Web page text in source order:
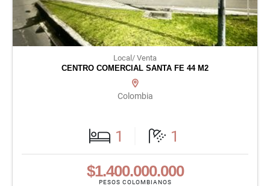
Local/ Venta
CENTRO COMERCIAL SANTA FE 44 M2
Colombia
1 1
$1.400.000.000
PESOS COLOMBIANOS